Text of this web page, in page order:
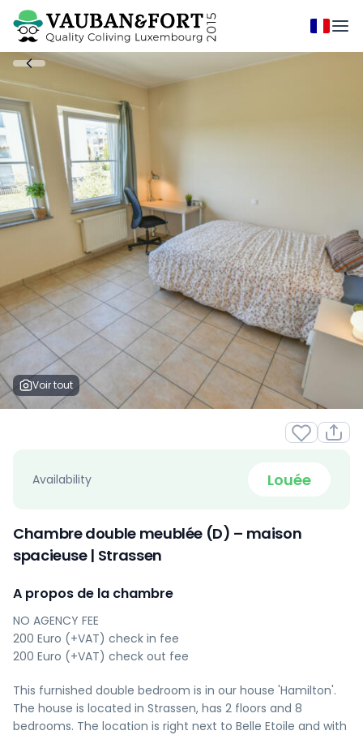
Voir tout
Availability Louée
Chambre double meublée (D) – maison
spacieuse | Strassen
A propos de la chambre
NO AGENCY FEE
200 Euro (+VAT) check in fee
200 Euro (+VAT) check out fee
This furnished double bedroom is in our house 'Hamilton'.
The house is located in Strassen, has 2 floors and 8
bedrooms. The location is right next to Belle Etoile and with